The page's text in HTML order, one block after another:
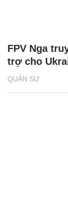
QUÂN SỰ
FPV Nga
trợ cho